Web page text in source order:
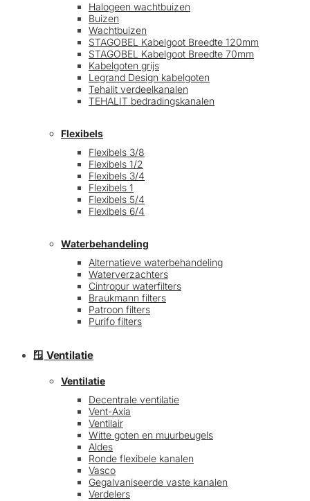
Halogeen wachtbuizen
Buizen
Wachtbuizen
STAGOBEL Kabelgoot Breedte 120mm
STAGOBEL Kabelgoot Breedte 70mm
Kabelgoten grijs
Legrand Design kabelgoten
Tehalit verdeelkanalen
TEHALIT bedradingskanalen
Flexibels
Flexibels 3/8
Flexibels 1/2
Flexibels 3/4
Flexibels 1
Flexibels 5/4
Flexibels 6/4
Waterbehandeling
Alternatieve waterbehandeling
Waterverzachters
Cintropur waterfilters
Braukmann filters
Patroon filters
Purifo filters
🪟 Ventilatie
Ventilatie
Decentrale ventilatie
Vent-Axia
Ventilair
Witte goten en muurbeugels
Aldes
Ronde flexibele kanalen
Vasco
Gegalvaniseerde vaste kanalen
Verdelers